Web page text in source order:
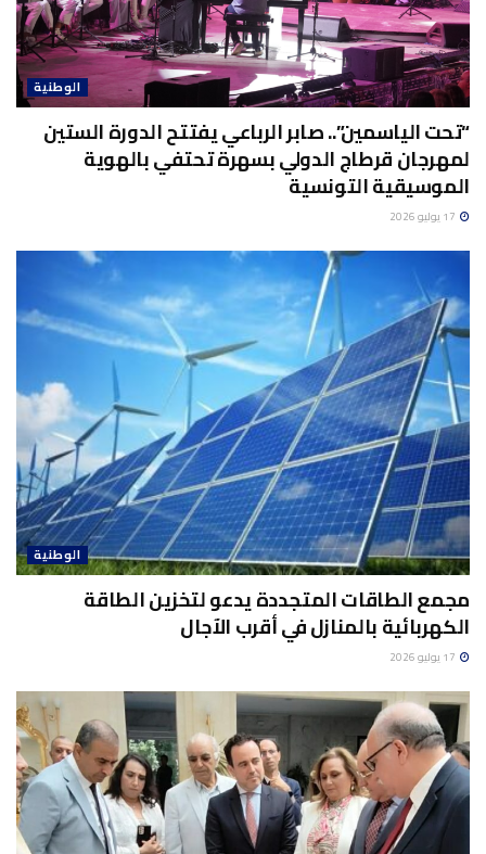
الوطنية
“تحت الياسمين”.. صابر الرباعي يفتتح الدورة الستين
لمهرجان قرطاج الدولي بسهرة تحتفي بالهوية
الموسيقية التونسية
الوطنية
مجمع الطاقات المتجددة يدعو لتخزين الطاقة
الكهربائية بالمنازل في أقرب الآجال